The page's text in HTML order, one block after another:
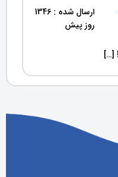
ارسال شده : 1346
روز پیش